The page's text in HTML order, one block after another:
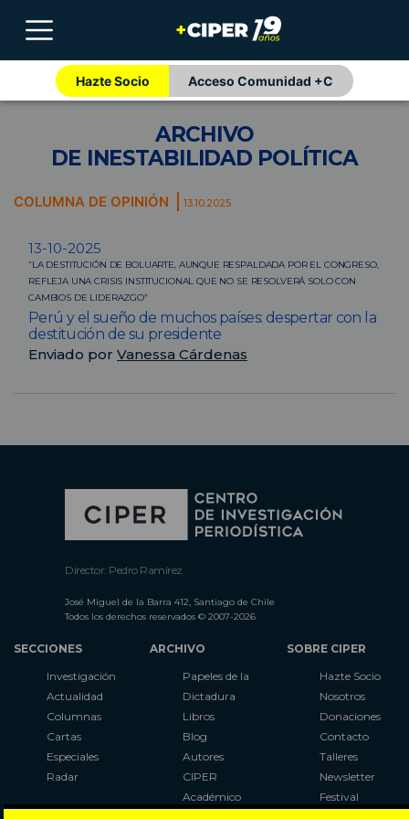
Hazte Socio Acceso Comunidad +C
ARCHIVO
DE INESTABILIDAD POLÍTICA
COLUMNA DE OPINIÓN 13.10.2025
13-10-2025
“LA DESTITUCIÓN DE BOLUARTE, AUNQUE RESPALDADA POR EL CONGRESO,
REFLEJA UNA CRISIS INSTITUCIONAL QUE NO SE RESOLVERÁ SOLO CON
CAMBIOS DE LIDERAZGO”
Perú y el sueño de muchos países: despertar con la
destitución de su presidente
Enviado por Vanessa Cárdenas
Director: Pedro Ramírez
José Miguel de la Barra 412, Santiago de Chile
Todos los derechos reservados © 2007-2026
SECCIONES
Investigación
Actualidad
Columnas
Cartas
Especiales
Radar
ARCHIVO
Papeles de la
Dictadura
Libros
Blog
Autores
CIPER
Académico
SOBRE CIPER
Hazte Socio
Nosotros
Donaciones
Contacto
Talleres
Newsletter
Festival